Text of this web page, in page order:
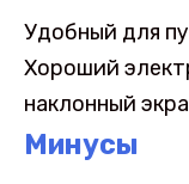
Удобный для
Хороший
наклонный
Минусы